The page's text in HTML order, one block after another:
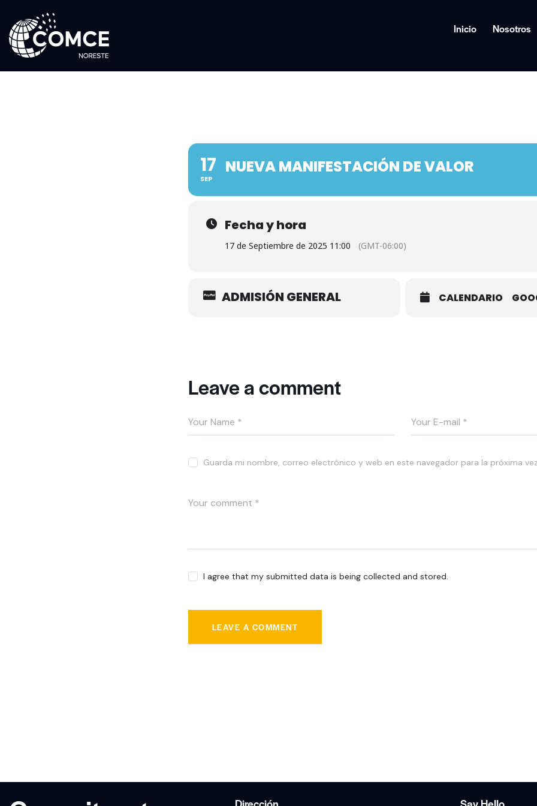
Inicio Nosotros
17
SEP
NUEVA MANIFESTACIÓN DE VALOR
Fecha y hora
17 de Septiembre de 2025 11:00 (GMT-06:00)
ADMISIÓN GENERAL CALENDARIO
Leave a comment
Guarda mi nombre, correo electrónico y web en este navegador para la próxima
I agree that my submitted data is being collected and stored.